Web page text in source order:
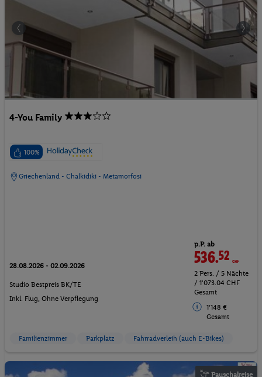
4-You Family
100%
Griechenland - Chalkidiki - Metamorfosi
28.08.2026 - 02.09.2026
Studio Bestpreis BK/TE
Inkl. Flug, Ohne Verpflegung
p.P. ab
536.52 CHF
2 Pers. / 5 Nächte
/ 1'073.04 CHF
Gesamt
1'148 €
Gesamt
Familienzimmer Parkplatz Fahrradverleih (auch E-Bikes)
Pauschalreise